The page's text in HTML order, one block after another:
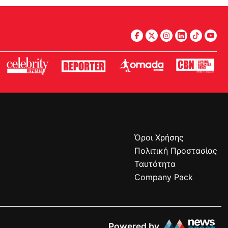
Όροι Χρήσης
Πολιτική Προστασίας
Ταυτότητα
Company Pack